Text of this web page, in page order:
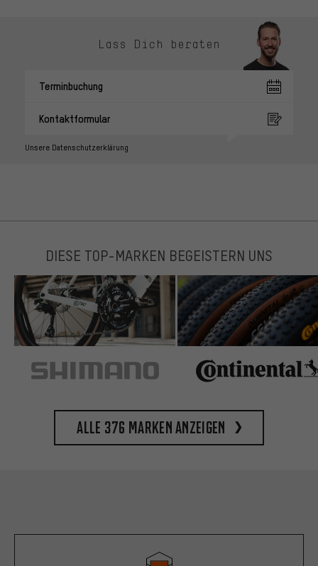
Lass Dich beraten
Terminbuchung
Kontaktformular
Unsere Datenschutzerklärung
DIESE TOP-MARKEN BEGEISTERN UNS
Alle 376 Marken anzeigen